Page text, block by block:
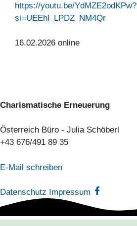
https://youtu.be/YdMZE2odKPw?
si=UEEhl_LPDZ_NM4Qr
16.02.2026 online
Charismatische Erneuerung
Österreich Büro - Julia Schöberl
+43 676/491 89 35
E-Mail schreiben
Datenschutz Impressum